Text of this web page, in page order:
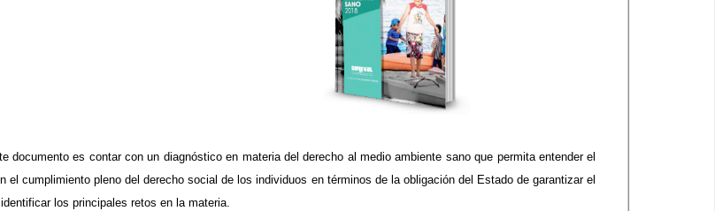
documento es contar con un diagnóstico en materia del derecho al medio ambiente sano que permita entender el
el cumplimiento pleno del derecho social de los individuos en términos de la obligación del Estado de garantizar el
los principales retos en la materia.